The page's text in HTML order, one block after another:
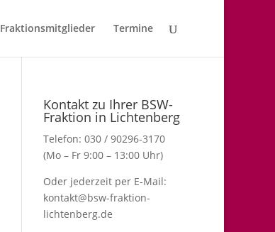
Fraktionsmitglieder Termine
Kontakt zu Ihrer BSW-
Fraktion in Lichtenberg
Telefon: 030 / 90296-3170
(Mo – Fr 9:00 – 13:00 Uhr)
Oder jederzeit per E-Mail:
kontakt@bsw-fraktion-
lichtenberg.de